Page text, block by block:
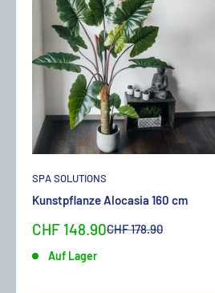
SPA SOLUTIONS
Kunstpflanze Alocasia 160 cm
Sonderpreis
CHF 148.90Normalpreis
CHF 178.90
Auf Lager